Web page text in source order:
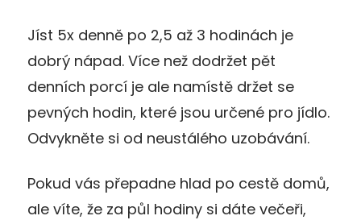
Jíst 5x denně po 2,5 až 3 hodinách je
dobrý nápad. Více než dodržet pět
denních porcí je ale namístě držet se
pevných hodin, které jsou určené pro jídlo.
Odvykněte si od neustálého uzobávání.
Pokud vás přepadne hlad po cestě domů,
ale víte, že za půl hodiny si dáte večeři,